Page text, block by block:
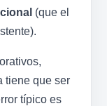
(que el
tiene que ser
típico es